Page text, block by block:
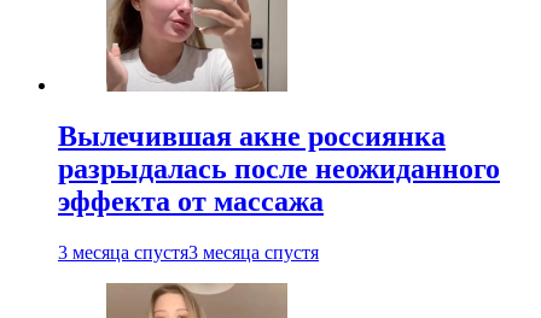
Вылечившая акне россиянка
разрыдалась после неожиданного
эффекта от массажа
3 месяца спустя3 месяца спустя